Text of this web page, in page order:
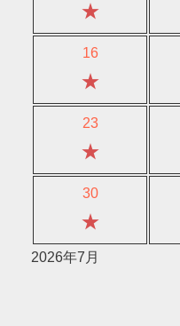
★
16
★
23
★
30
★
2026年7月